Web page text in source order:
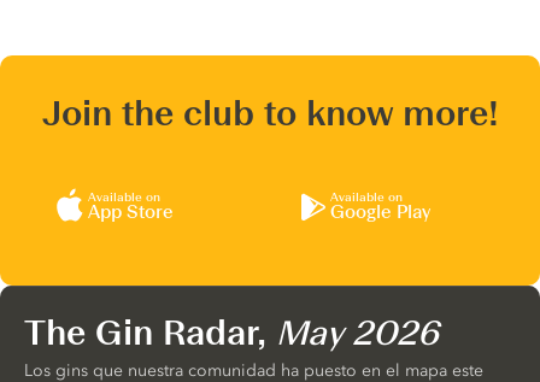
Join the club to know more!
Available on
App Store
Available on
Google Play
The Gin Radar, May 2026
Los gins que nuestra comunidad ha puesto en el mapa este